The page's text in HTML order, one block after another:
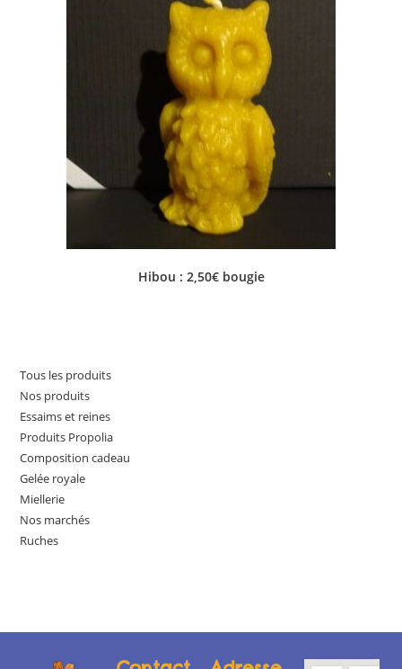
Hibou : 2,50€ bougie
Tous les produits
Nos produits
Essaims et reines
Produits Propolia
Composition cadeau
Gelée royale
Miellerie
Nos marchés
Ruches